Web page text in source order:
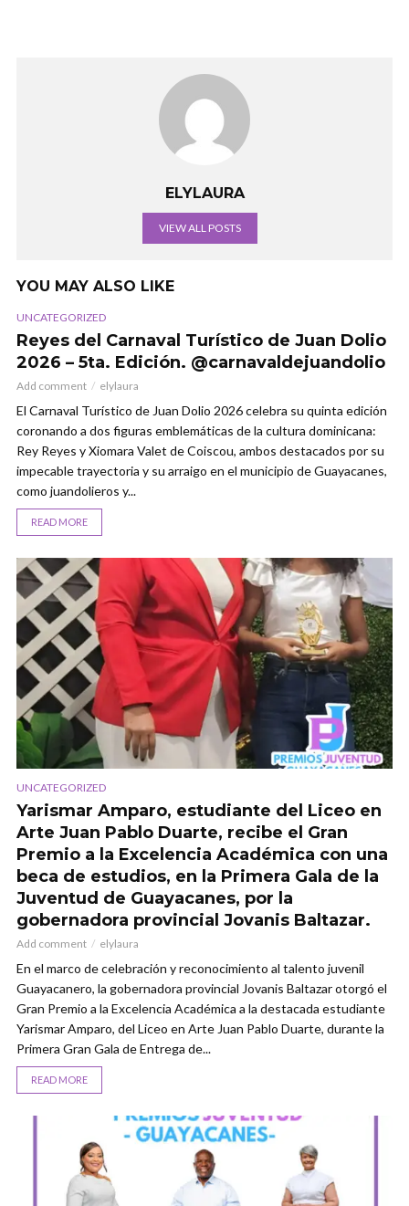
ELYLAURA
VIEW ALL POSTS
YOU MAY ALSO LIKE
UNCATEGORIZED
Reyes del Carnaval Turístico de Juan Dolio
2026 – 5ta. Edición. @carnavaldejuandolio
Add comment elylaura
El Carnaval Turístico de Juan Dolio 2026 celebra su quinta edición
coronando a dos figuras emblemáticas de la cultura dominicana:
Rey Reyes y Xiomara Valet de Coiscou, ambos destacados por su
impecable trayectoria y su arraigo en el municipio de Guayacanes,
como juandolieros y...
READ MORE
UNCATEGORIZED
Yarismar Amparo, estudiante del Liceo en
Arte Juan Pablo Duarte, recibe el Gran
Premio a la Excelencia Académica con una
beca de estudios, en la Primera Gala de la
Juventud de Guayacanes, por la
gobernadora provincial Jovanis Baltazar.
Add comment elylaura
En el marco de celebración y reconocimiento al talento juvenil
Guayacanero, la gobernadora provincial Jovanis Baltazar otorgó el
Gran Premio a la Excelencia Académica a la destacada estudiante
Yarismar Amparo, del Liceo en Arte Juan Pablo Duarte, durante la
Primera Gran Gala de Entrega de...
READ MORE